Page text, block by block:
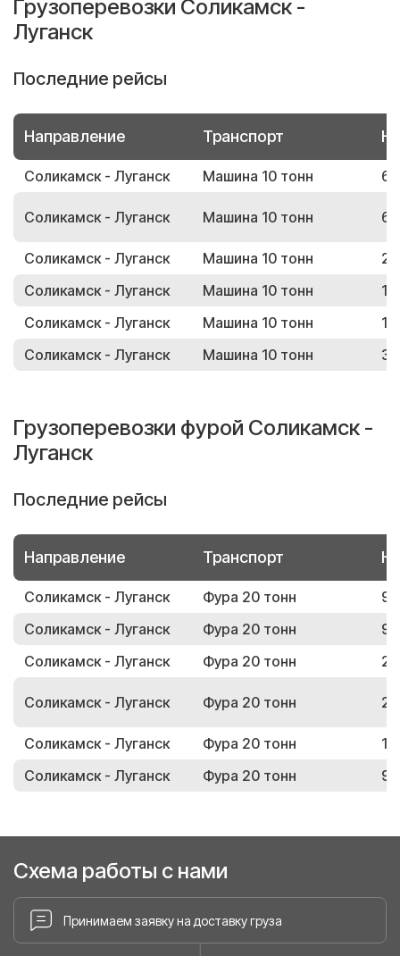
Грузоперевозки Соликамск -
Луганск
Последние рейсы
Направление Транспорт
Соликамск - Луганск Машина 10 тонн
Соликамск - Луганск Машина 10 тонн
Соликамск - Луганск Машина 10 тонн
Соликамск - Луганск
Машина 10 тонн
Соликамск - Луганск
Машина 10 тонн
Соликамск - Луганск
Машина 10 тонн
Грузоперевозки фурой Соликамск -
Луганск
Последние рейсы
Направление Транспорт
Соликамск - Луганск Фура 20 тонн
Соликамск - Луганск
Фура 20 тонн
Соликамск - Луганск
Фура 20 тонн
Соликамск - Луганск Фура 20 тонн
Соликамск - Луганск Фура 20 тонн
Соликамск - Луганск
Фура 20 тонн
Схема работы с нами
Принимаем заявку на доставку груза